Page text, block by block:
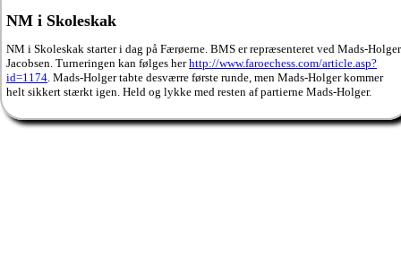
NM i Skoleskak
NM i Skoleskak starter i dag på Færøerne. BMS er repræsenteret ved Mads-Holger
Jacobsen. Turneringen kan følges herhttp://www.faroechess.com/article.asp?
id=1174. Mads-Holger tabte desværre første runde, men Mads-Holger kommer
helt sikkert stærkt igen. Held og lykke med resten af partierne Mads-Holger.